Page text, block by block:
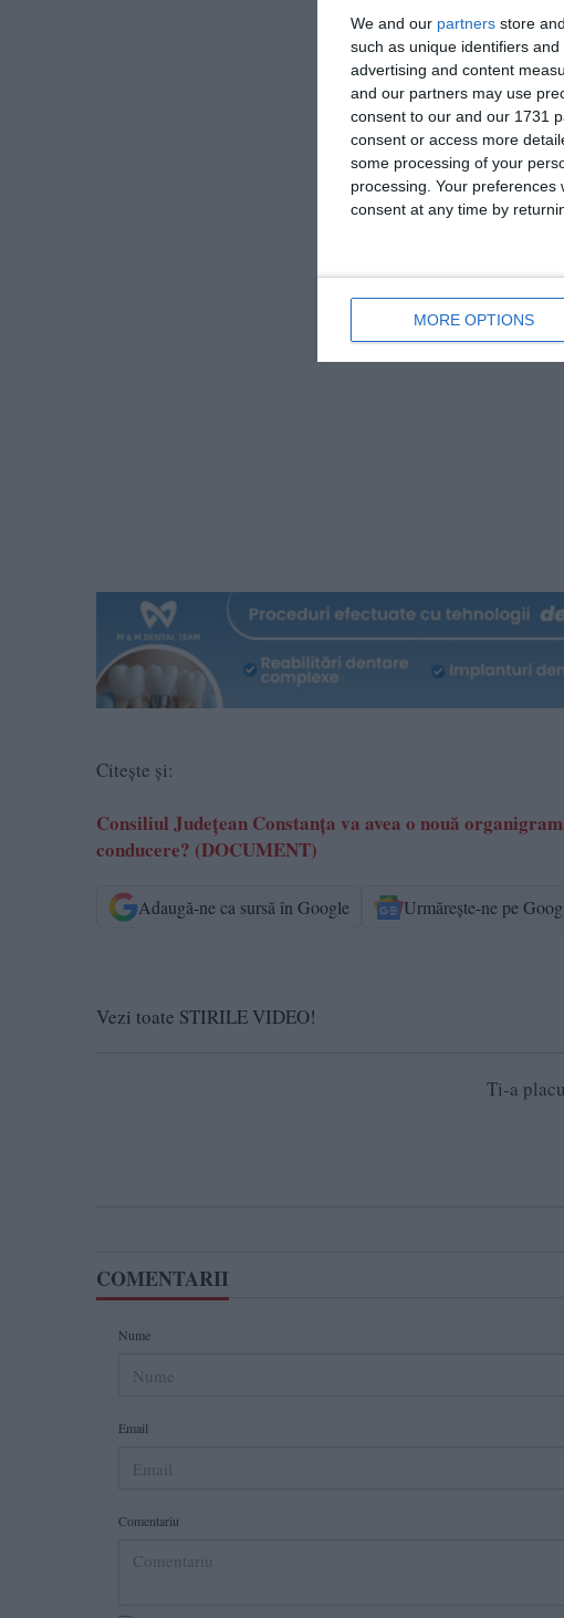
We and our partners store
such as unique identifiers
advertising and content
and our partners may use
consent to our and our 1731
consent or access more
some processing of your
processing. Your
consent at any time by
MORE OPTIONS
Citește și:
Consiliul Județean Constanța va avea o nouă
conducere? (DOCUMENT)
Adaugă-ne ca sursă în Google Urmărește-ne pe
Vezi toate STIRILE VIDEO!
Ti-a
COMENTARII
Nume
Email
Comentariu